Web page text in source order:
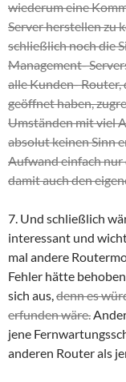
wiederum eine
Server herstellen zu
schließlich noch die
Management-
alle Kunden-
geöffnet haben,
Umständen mit viel
absolut keinen Sinn
Aufwand einfach
damit auch den
7. Und schließlich
interessant und
mal andere
Fehler hätte
sich aus,denn es
erfunden wäre.
jene
anderen Router als